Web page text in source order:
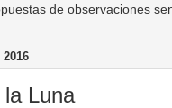
de observaciones
2016
Luna